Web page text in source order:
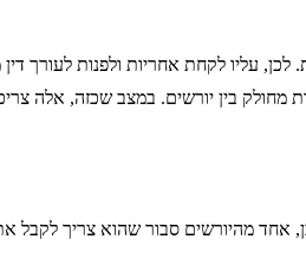
עליו לקחת אחריות ולפנות לעורך
מחולק בין יורשים. במצב שכזה, אלה
אחד מהיורשים סבור שהוא צריך